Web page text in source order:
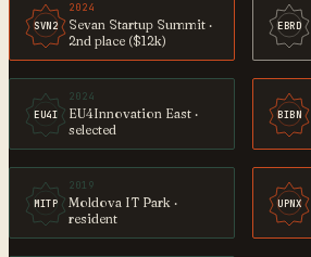
SVN2
2024
Sevan Startup Summit ·
2nd place ($12k)
EBRD
EU4I
2024
EU4Innovation East ·
selected
BIBN
MITP
2019
Moldova IT Park ·
resident
UPNX